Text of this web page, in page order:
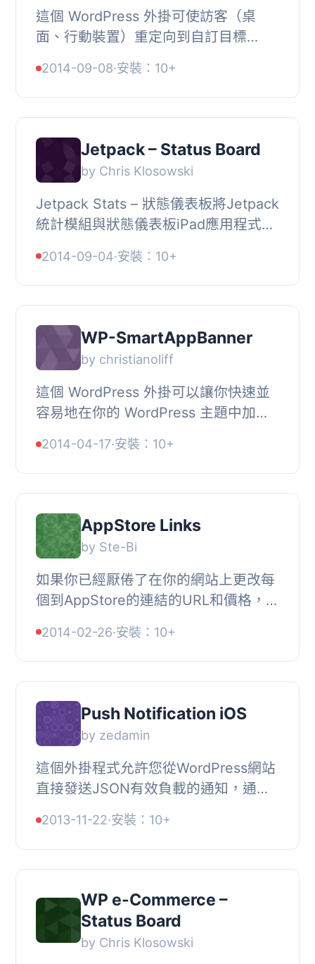
這個 WordPress 外掛可使訪客（桌
面、行動裝置）重定向到自訂目標
援 Windows Phone, 基於 Matthias
Reuter 外掛。這個 Wo...
2014-09-08·安裝：10+
Jetpack – Status Board
by Chris Klosowski
Jetpack Stats – 狀態儀表板將Jetpack
統計模組與狀態儀表板iPad應用程式整
擊Jetpack選單，並選擇‘Status Boa...
2014-09-04·安裝：10+
WP-SmartAppBanner
by christianoliff
這個 WordPress 外掛可以讓你快速並
容易地在你的 WordPress 主題中加上
成，橫幅就會自動出現在每個頁面上。
需要 iOS 6 或...
2014-04-17·安裝：10+
AppStore Links
by Ste-Bi
如果你已經厭倦了在你的網站上更改每
個到AppStore的連結的URL和價格，請
果服務器上更新所有數據。此外，您還
可以設置圖像...
2014-02-26·安裝：10+
Push Notification iOS
by zedamin
這個外掛程式允許您從WordPress網站
直接發送JSON有效負載的通知，通知
用者有新的訊息。現在，請前往「安
裝」部分查找有關...
2013-11-22·安裝：10+
WP e-Commerce –
Status Board
by Chris Klosowski